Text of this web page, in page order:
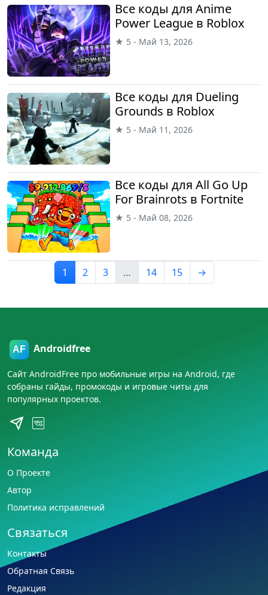
Все коды для Anime
Power League в Roblox
★ 5 - Май 13, 2026
Все коды для Dueling
Grounds в Roblox
★ 5 - Май 11, 2026
Все коды для All Go Up
For Brainrots в Fortnite
★ 5 - Май 08, 2026
1 2 3 … 14 15 →
Androidfree
Сайт AndroidFree про мобильные игры на Android, где
собраны гайды, промокоды и игровые читы для
популярных проектов.
Команда
О Проекте
Автор
Политика исправлений
Связаться
Контакты
Обратная Связь
Редакция